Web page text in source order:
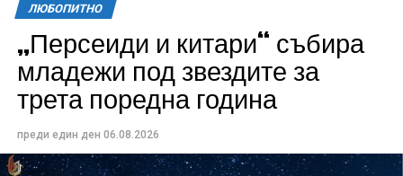
Всички събития ще се проведат в парк „Максим
Райкович“, срещу часовниковата кула, с вход
свободен. Програмата ще започне на 12 август с
изпълнители GoGo, Toria, ZoV & Vakavliev.
ЛЮБОПИТНО
„Персеиди и китари“ събира
младежи под звездите за
трета поредна година
преди един ден 06.08.2026